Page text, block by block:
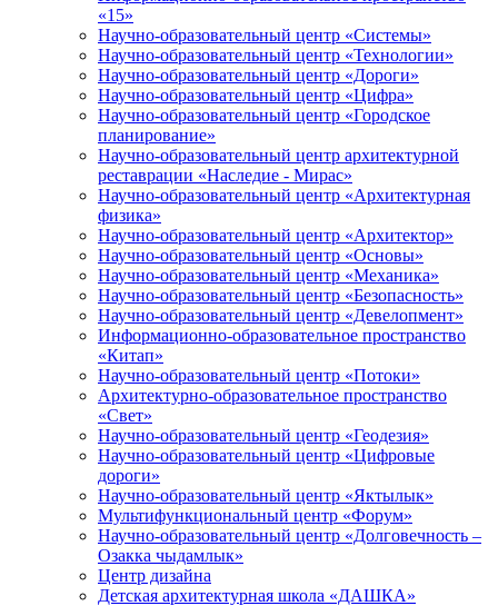
«15»
Научно-образовательный центр «Системы»
Научно-образовательный центр «Технологии»
Научно-образовательный центр «Дороги»
Научно-образовательный центр «Цифра»
Научно-образовательный центр «Городское
планирование»
Научно-образовательный центр архитектурной
реставрации «Наследие - Мирас»
Научно-образовательный центр «Архитектурная
физика»
Научно-образовательный центр «Архитектор»
Научно-образовательный центр «Основы»
Научно-образовательный центр «Механика»
Научно-образовательный центр «Безопасность»
Научно-образовательный центр «Девелопмент»
Информационно-образовательное пространство
«Китап»
Научно-образовательный центр «Потоки»
Архитектурно-образовательное пространство
«Свет»
Научно-образовательный центр «Геодезия»
Научно-образовательный центр «Цифровые
дороги»
Научно-образовательный центр «Яктылык»
Мультифункциональный центр «Форум»
Научно-образовательный центр «Долговечность –
Озакка чыдамлык»
Центр дизайна
Детская архитектурная школа «ДАШКА»